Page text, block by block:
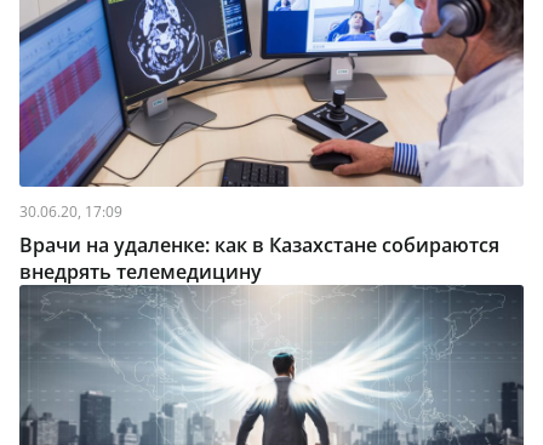
30.06.20, 17:09
Врачи на удаленке: как в Казахстане собираются
внедрять телемедицину